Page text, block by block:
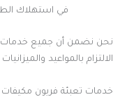
في استهلاك
نحن نضمن أن جميع خدمات
الالتزام بالمواعيد
خدمات تعبئة فريون مكيفات